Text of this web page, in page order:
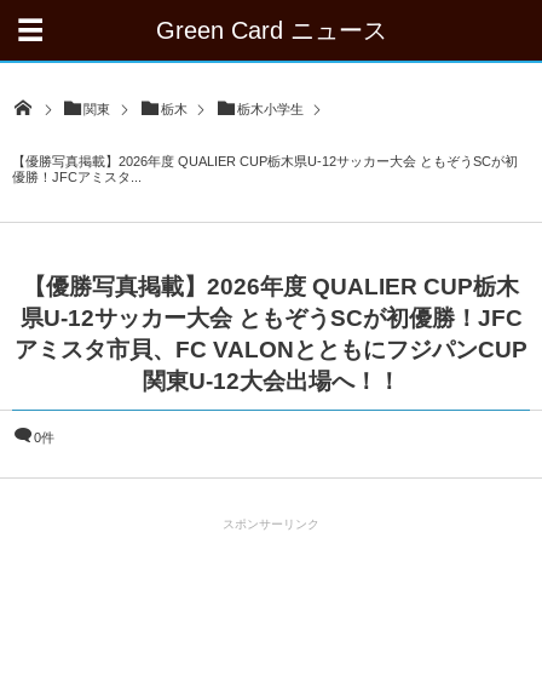
Green Card ニュース
関東 栃木 栃木小学生
【優勝写真掲載】2026年度 QUALIER CUP栃木県U-12サッカー大会 ともぞうSCが初
優勝！JFCアミスタ...
【優勝写真掲載】2026年度 QUALIER CUP栃木
県U-12サッカー大会 ともぞうSCが初優勝！JFC
アミスタ市貝、FC VALONとともにフジパンCUP
関東U-12大会出場へ！！
0件
スポンサーリンク